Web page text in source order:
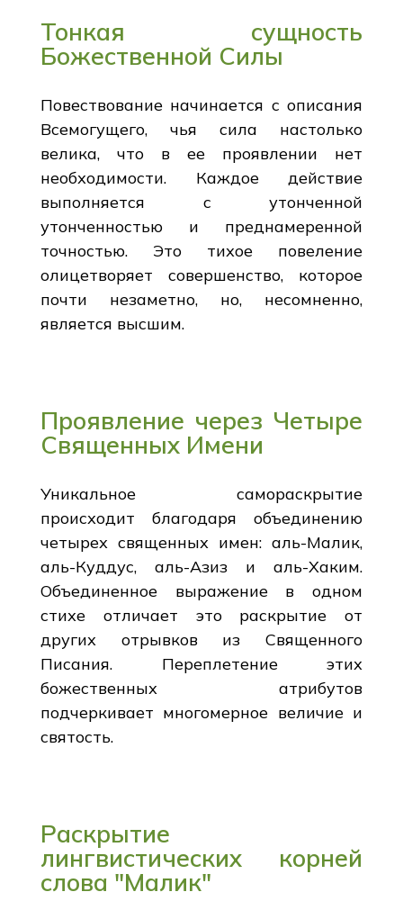
Тонкая сущность
Божественной Силы
Повествование начинается с описания
Всемогущего, чья сила настолько
велика, что в ее проявлении нет
необходимости. Каждое действие
выполняется с утонченной
утонченностью и преднамеренной
точностью. Это тихое повеление
олицетворяет совершенство, которое
почти незаметно, но, несомненно,
является высшим.
Проявление через Четыре
Священных Имени
Уникальное самораскрытие
происходит благодаря объединению
четырех священных имен: аль-Малик,
аль-Куддус, аль-Азиз и аль-Хаким.
Объединенное выражение в одном
стихе отличает это раскрытие от
других отрывков из Священного
Писания. Переплетение этих
божественных атрибутов
подчеркивает многомерное величие и
святость.
Раскрытие
лингвистических корней
слова "Малик"